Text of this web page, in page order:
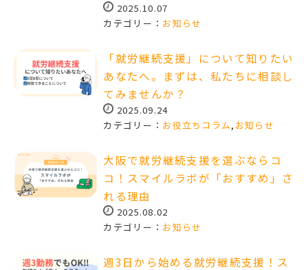
2025.10.07
カテゴリー： お知らせ
「就労継続支援」について知りたい
あなたへ。まずは、私たちに相談し
てみませんか？
2025.09.24
カテゴリー： お役立ちコラム, お知らせ
大阪で就労継続支援を選ぶならコ
コ！スマイルラボが「おすすめ」さ
れる理由
2025.08.02
カテゴリー： お知らせ
週3日から始める就労継続支援！ス